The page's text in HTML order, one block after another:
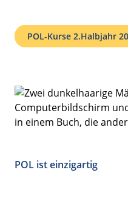
POL-Kurse 2.Halbjahr
POL ist einzigartig